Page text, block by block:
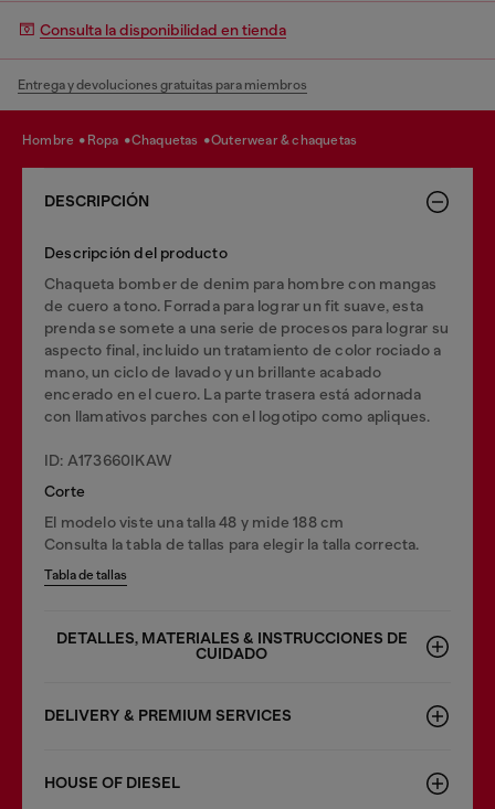
Consulta la disponibilidad en tienda
Entrega y devoluciones gratuitas para miembros
hombre ropa chaquetas outerwear & chaquetas
DESCRIPCIÓN
Descripción del producto
Chaqueta bomber de denim para hombre con mangas
de cuero a tono. Forrada para lograr un fit suave, esta
prenda se somete a una serie de procesos para lograr su
aspecto final, incluido un tratamiento de color rociado a
mano, un ciclo de lavado y un brillante acabado
encerado en el cuero. La parte trasera está adornada
con llamativos parches con el logotipo como apliques.
ID: A173660IKAW
Corte
El modelo viste una talla 48 y mide 188 cm
Consulta la tabla de tallas para elegir la talla correcta.
Tabla de tallas
DETALLES, MATERIALES & INSTRUCCIONES DE
CUIDADO
DELIVERY & PREMIUM SERVICES
HOUSE OF DIESEL